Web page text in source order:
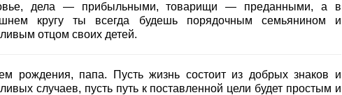
дела — прибыльными, товарищи — преданными, а в
кругу ты всегда будешь порядочным семьянином и
отцом своих детей.
рождения, папа. Пусть жизнь состоит из добрых знаков и
случаев, пусть путь к поставленной цели будет простым и